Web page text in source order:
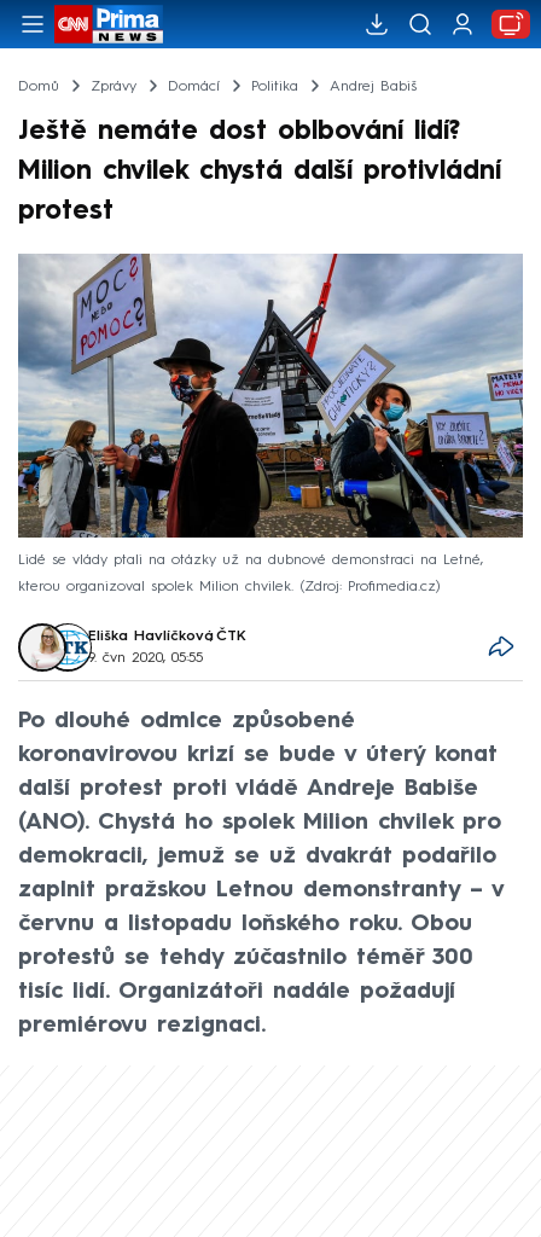
Domů Zprávy Domácí Politika Andrej Babiš
Ještě nemáte dost oblbování lidí?
Milion chvilek chystá další protivládní
protest
Lidé se vlády ptali na otázky už na dubnové demonstraci na Letné,
kterou organizoval spolek Milion chvilek.
Zdroj: Profimedia.cz
Eliška Havlíčková, ČTK
9. čvn 2020, 05:55
Po dlouhé odmlce způsobené
koronavirovou krizí se bude v úterý konat
další protest proti vládě Andreje Babiše
(ANO). Chystá ho spolek Milion chvilek pro
demokracii, jemuž se už dvakrát podařilo
zaplnit pražskou Letnou demonstranty – v
červnu a listopadu loňského roku. Obou
protestů se tehdy zúčastnilo téměř 300
tisíc lidí. Organizátoři nadále požadují
premiérovu rezignaci.